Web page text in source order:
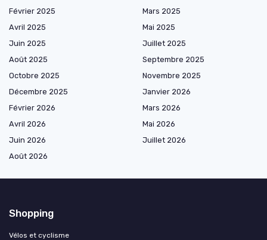
Février 2025
Mars 2025
Avril 2025
Mai 2025
Juin 2025
Juillet 2025
Août 2025
Septembre 2025
Octobre 2025
Novembre 2025
Décembre 2025
Janvier 2026
Février 2026
Mars 2026
Avril 2026
Mai 2026
Juin 2026
Juillet 2026
Août 2026
Shopping
Vélos et cyclisme